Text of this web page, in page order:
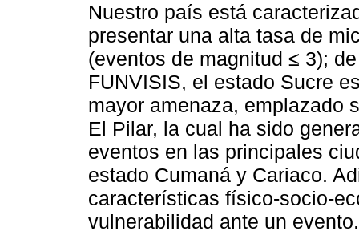
Nuestro país está
presentar una alta tasa de
(eventos de magnitud ≤ 3);
FUNVISIS, el estado Sucre
mayor amenaza, emplazado
El Pilar, la cual ha sido
eventos en las principales
estado Cumaná y Cariaco.
características físico-socio-
vulnerabilidad ante un